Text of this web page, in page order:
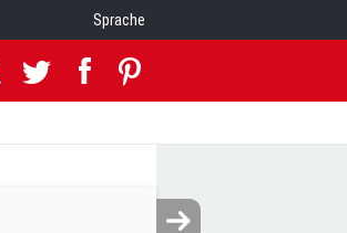
Sprache